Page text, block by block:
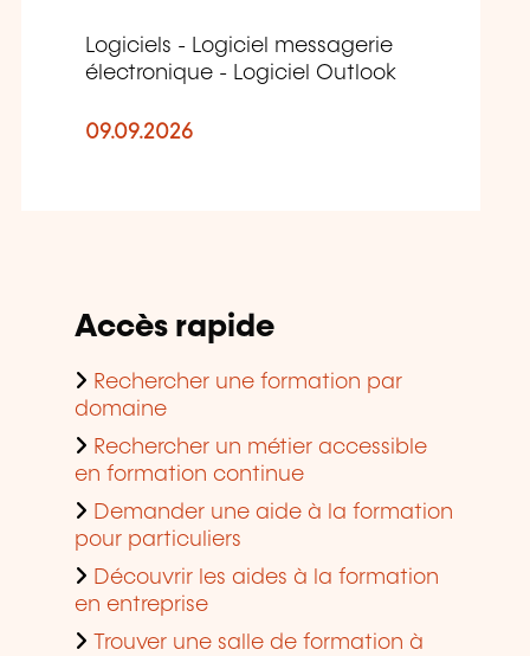
Logiciels - Logiciel messagerie
électronique - Logiciel Outlook
09.09.2026
Accès rapide
Rechercher une formation par
domaine
Rechercher un métier accessible
en formation continue
Demander une aide à la formation
pour particuliers
Découvrir les aides à la formation
en entreprise
Trouver une salle de formation à